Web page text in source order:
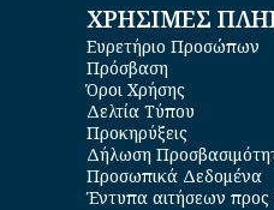
ΧΡΗΣΙΜΕΣ
Ευρετήριο Προσώπων
Πρόσβαση
Όροι Χρήσης
Δελτία Τύπου
Προκηρύξεις
Δήλωση
Προσωπικά Δεδομένα
Έντυπα αιτήσεων